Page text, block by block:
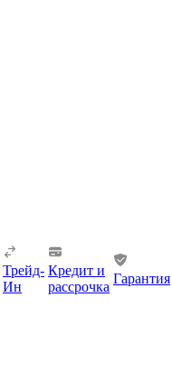
Трейд-
Ин
Кредит и
рассрочка
Гарантия